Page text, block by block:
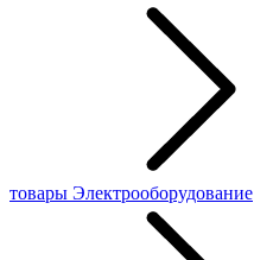
товары Электрооборудование